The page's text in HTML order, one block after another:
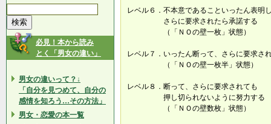
必見！本から読み
とく「男女の違い」
男女の違いって？↓
「自分を見つめて、自分の
感情を知ろう…その方法」
男女・恋愛の本一覧
レベル６．不本意であることいったん表明
さらに要求されたら承諾する
（「ＮＯの壁一枚」状態）
レベル７．いったん断って、さらに要求さ
（「ＮＯの壁一枚半」状態）
レベル８．断って、さらに要求されても
押し切られないように努力する
（「ＮＯの壁数枚」状態）